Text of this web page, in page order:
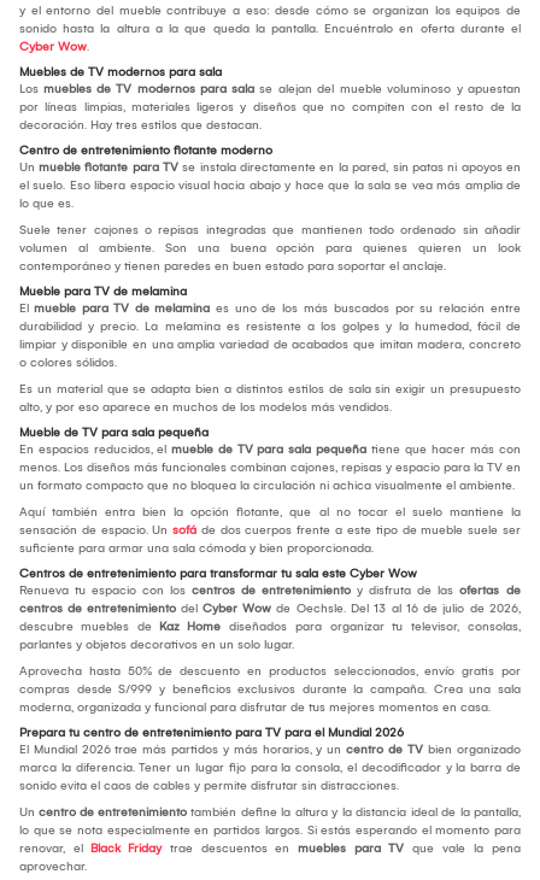
y el entorno del mueble contribuye a eso: desde cómo se organizan los equipos de
sonido hasta la altura a la que queda la pantalla. Encuéntralo en oferta durante el
Cyber Wow.
Muebles de TV modernos para sala
Los muebles de TV modernos para sala se alejan del mueble voluminoso y apuestan
por líneas limpias, materiales ligeros y diseños que no compiten con el resto de la
decoración. Hay tres estilos que destacan.
Centro de entretenimiento flotante moderno
Un mueble flotante para TV se instala directamente en la pared, sin patas ni apoyos en
el suelo. Eso libera espacio visual hacia abajo y hace que la sala se vea más amplia de
lo que es.
Suele tener cajones o repisas integradas que mantienen todo ordenado sin añadir
volumen al ambiente. Son una buena opción para quienes quieren un look
contemporáneo y tienen paredes en buen estado para soportar el anclaje.
Mueble para TV de melamina
El mueble para TV de melamina es uno de los más buscados por su relación entre
durabilidad y precio. La melamina es resistente a los golpes y la humedad, fácil de
limpiar y disponible en una amplia variedad de acabados que imitan madera, concreto
o colores sólidos.
Es un material que se adapta bien a distintos estilos de sala sin exigir un presupuesto
alto, y por eso aparece en muchos de los modelos más vendidos.
Mueble de TV para sala pequeña
En espacios reducidos, el mueble de TV para sala pequeña tiene que hacer más con
menos. Los diseños más funcionales combinan cajones, repisas y espacio para la TV en
un formato compacto que no bloquea la circulación ni achica visualmente el ambiente.
Aquí también entra bien la opción flotante, que al no tocar el suelo mantiene la
sensación de espacio. Un sofá de dos cuerpos frente a este tipo de mueble suele ser
suficiente para armar una sala cómoda y bien proporcionada.
Centros de entretenimiento para transformar tu sala este Cyber Wow
Renueva tu espacio con los centros de entretenimiento y disfruta de las ofertas de
centros de entretenimiento del Cyber Wow de Oechsle. Del 13 al 16 de julio de 2026,
descubre muebles de Kaz Home diseñados para organizar tu televisor, consolas,
parlantes y objetos decorativos en un solo lugar.
Aprovecha hasta 50% de descuento en productos seleccionados, envío gratis por
compras desde S/999 y beneficios exclusivos durante la campaña. Crea una sala
moderna, organizada y funcional para disfrutar de tus mejores momentos en casa.
Prepara tu centro de entretenimiento para TV para el Mundial 2026
El Mundial 2026 trae más partidos y más horarios, y un centro de TV bien organizado
marca la diferencia. Tener un lugar fijo para la consola, el decodificador y la barra de
sonido evita el caos de cables y permite disfrutar sin distracciones.
Un centro de entretenimiento también define la altura y la distancia ideal de la pantalla,
lo que se nota especialmente en partidos largos. Si estás esperando el momento para
renovar, el Black Fridaytrae descuentos en muebles para TV que vale la pena
aprovechar.